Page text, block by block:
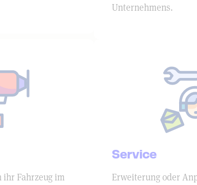
Unternehmens.
Fahrzeug im
Service
Erweiterung oder